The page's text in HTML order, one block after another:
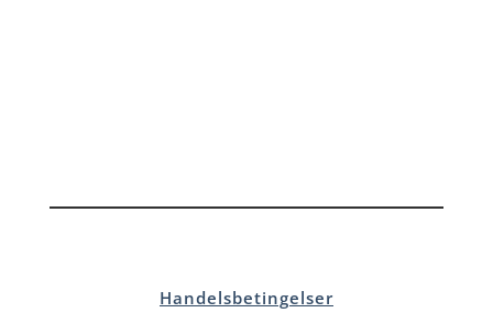
Handelsbetingelser